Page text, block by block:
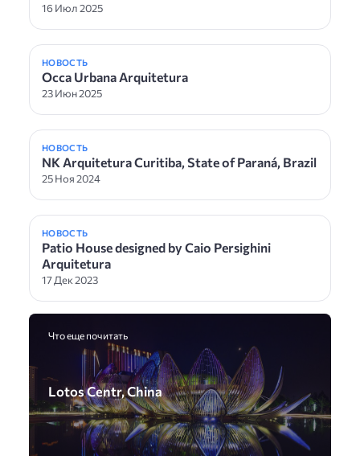
16 Июл 2025
НОВОСТЬ
Occa Urbana Arquitetura
23 Июн 2025
НОВОСТЬ
NK Arquitetura Curitiba, State of Paraná, Brazil
25 Ноя 2024
НОВОСТЬ
Patio House designed by Caio Persighini
Arquitetura
17 Дек 2023
Что еще почитать
Lotos Centr, China